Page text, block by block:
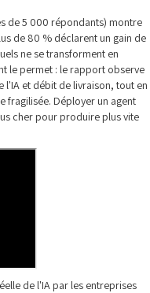
de 5 000 répondants) montre
de 80 % déclarent un gain de
ne se transforment en
le permet : le rapport observe
et débit de livraison, tout en
fragilisée. Déployer un agent
cher pour produire plus vite
de l'IA par les entreprises